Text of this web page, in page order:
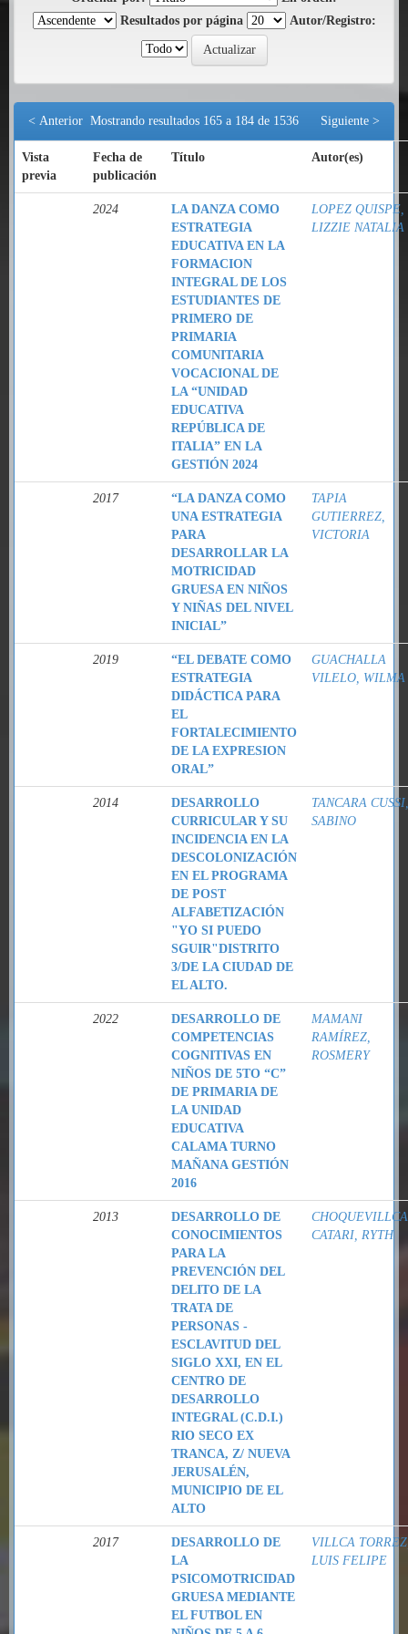
Resultados por página
Autor/Registro:
Mostrando resultados 165 a 184 de 1536
< Anterior Siguiente >
Vista
previa
Fecha de
publicación
Título Autor(es)
2024
LA DANZA COMO
ESTRATEGIA
EDUCATIVA EN LA
FORMACION
INTEGRAL DE LOS
ESTUDIANTES DE
PRIMERO DE
PRIMARIA
COMUNITARIA
VOCACIONAL DE
LA “UNIDAD
EDUCATIVA
REPÚBLICA DE
ITALIA” EN LA
GESTIÓN 2024
LOPEZ QUISPE,
LIZZIE NATALIA
2017
“LA DANZA COMO
UNA ESTRATEGIA
PARA
DESARROLLAR LA
MOTRICIDAD
GRUESA EN NIÑOS
Y NIÑAS DEL NIVEL
INICIAL”
TAPIA
GUTIERREZ,
VICTORIA
2019
“EL DEBATE COMO
ESTRATEGIA
DIDÁCTICA PARA
EL
FORTALECIMIENTO
DE LA EXPRESION
ORAL”
GUACHALLA
VILELO, WILMA
2014
DESARROLLO
CURRICULAR Y SU
INCIDENCIA EN LA
DESCOLONIZACIÓN
EN EL PROGRAMA
DE POST
ALFABETIZACIÓN
"YO SI PUEDO
SGUIR"DISTRITO
3/DE LA CIUDAD DE
EL ALTO.
TANCARA CUSSI,
SABINO
2022
DESARROLLO DE
COMPETENCIAS
COGNITIVAS EN
NIÑOS DE 5TO “C”
DE PRIMARIA DE
LA UNIDAD
EDUCATIVA
CALAMA TURNO
MAÑANA GESTIÓN
2016
MAMANI
RAMÍREZ,
ROSMERY
2013
DESARROLLO DE
CONOCIMIENTOS
PARA LA
PREVENCIÓN DEL
DELITO DE LA
TRATA DE
PERSONAS -
ESCLAVITUD DEL
SIGLO XXI, EN EL
CENTRO DE
DESARROLLO
INTEGRAL (C.D.I.)
RIO SECO EX
TRANCA, Z/ NUEVA
JERUSALÉN,
MUNICIPIO DE EL
ALTO
CHOQUEVILLCA
CATARI, RYTH
2017
DESARROLLO DE
LA
PSICOMOTRICIDAD
GRUESA MEDIANTE
EL FUTBOL EN
VILLCA
LUIS FELIPE